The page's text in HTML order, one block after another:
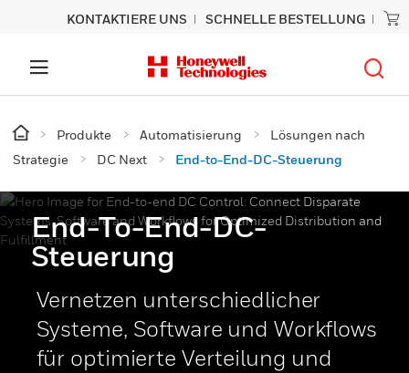
KONTAKTIERE UNS SCHNELLE BESTELLUNG
Produkte Automatisierung
Lösungen nach
Strategie
DC Next End-to-End-DC-Steuerung
End-To-End-DC-
Steuerung
Vernetzen unterschiedlicher
Systeme, Software und Workflows
für optimierte Verteilung und